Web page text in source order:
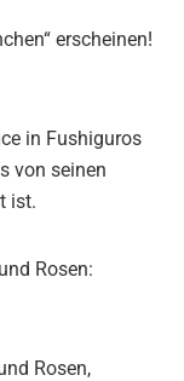
erscheinen!
in Fushiguros
von seinen
ist.
Rosen:
Rosen,